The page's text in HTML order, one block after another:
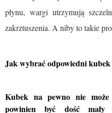
płynu, wargi utrzymują
zakrztuszenia. A niby to takie
Jak wybrać odpowiedni kubek
Kubek na pewno nie
powinien być dość